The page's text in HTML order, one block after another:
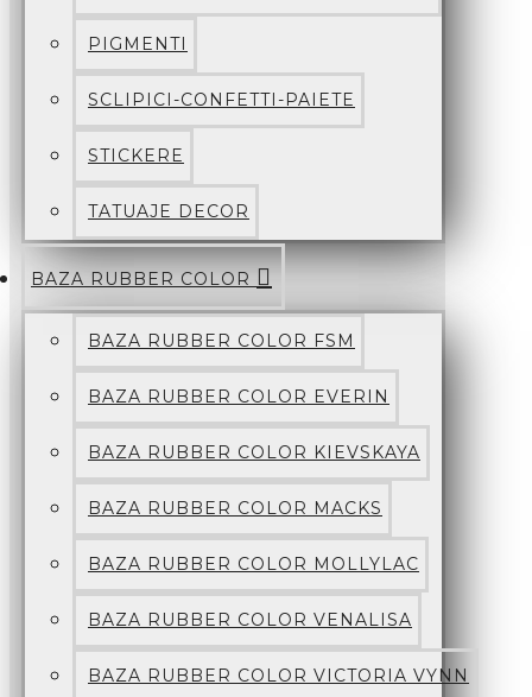
PIGMENTI
SCLIPICI-CONFETTI-PAIETE
STICKERE
TATUAJE DECOR
BAZA RUBBER COLOR
BAZA RUBBER COLOR FSM
BAZA RUBBER COLOR EVERIN
BAZA RUBBER COLOR KIEVSKAYA
BAZA RUBBER COLOR MACKS
BAZA RUBBER COLOR MOLLYLAC
BAZA RUBBER COLOR VENALISA
BAZA RUBBER COLOR VICTORIA VYNN